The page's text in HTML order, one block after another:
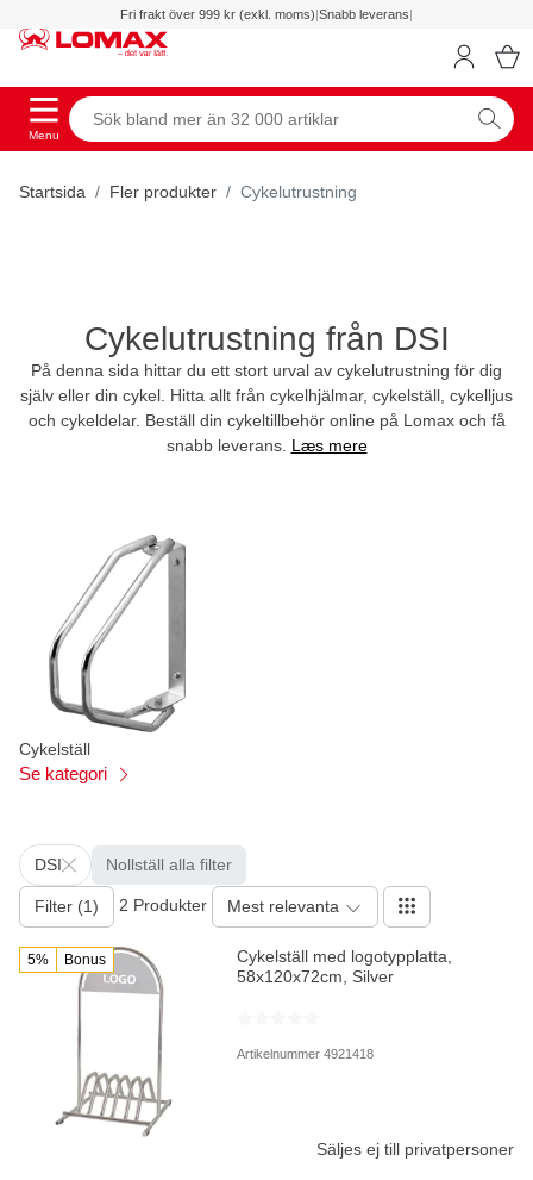
Fri frakt över 999 kr (exkl. moms)|Snabb leverans|
Menu
Startsida Fler produkter Cykelutrustning
Cykelutrustning från DSI
På denna sida hittar du ett stort urval av cykelutrustning för dig
själv eller din cykel. Hitta allt från cykelhjälmar, cykelställ, cykelljus
och cykeldelar. Beställ din cykeltillbehör online på Lomax och få
snabb leverans. Læs mere
Cykelställ
Se kategori
DSI Nollställ alla filter
Filter (1) 2 Produkter Mest relevanta
5% Bonus
Cykelställ med logotypplatta,
58x120x72cm, Silver
Artikelnummer 4921418
Säljes ej till privatpersoner